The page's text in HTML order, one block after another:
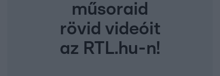
műsoraid
rövid videóit
az RTL.hu-n!